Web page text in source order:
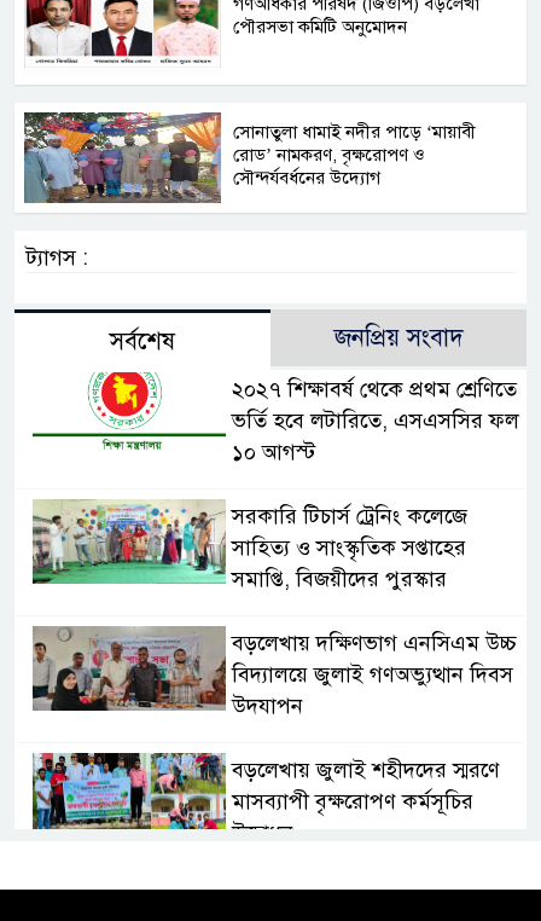
পৌরসভা কমিটি অনুমোদন
সোনাতুলা ধামাই নদীর পাড়ে ‘মায়াবী
রোড’ নামকরণ, বৃক্ষরোপণ ও
সৌন্দর্যবর্ধনের উদ্যোগ
ট্যাগস :
সর্বশেষ জনপ্রিয় সংবাদ
২০২৭ শিক্ষাবর্ষ থেকে প্রথম শ্রেণিতে
ভর্তি হবে লটারিতে, এসএসসির ফল
১০ আগস্ট
সরকারি টিচার্স ট্রেনিং কলেজে
সাহিত্য ও সাংস্কৃতিক সপ্তাহের
সমাপ্তি, বিজয়ীদের পুরস্কার
বড়লেখায় দক্ষিণভাগ এনসিএম উচ্চ
বিদ্যালয়ে জুলাই গণঅভ্যুত্থান দিবস
উদযাপন
বড়লেখায় জুলাই শহীদদের স্মরণে
মাসব্যাপী বৃক্ষরোপণ কর্মসূচির
উদ্বোধন
তরুণদের নেতৃত্ব বিকাশে ইউওয়াইপি